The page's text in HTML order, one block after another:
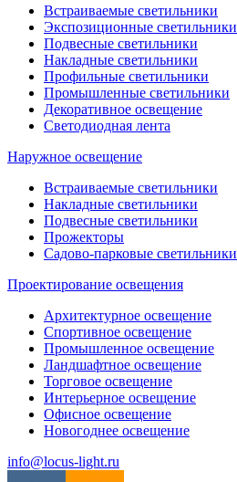
Встраиваемые светильники
Экспозиционные светильники
Подвесные светильники
Накладные светильники
Профильные светильники
Промышленные светильники
Декоративное освещение
Светодиодная лента
Наружное освещение
Встраиваемые светильники
Накладные светильники
Подвесные светильники
Прожекторы
Садово-парковые светильники
Проектирование освещения
Архитектурное освещение
Спортивное освещение
Промышленное освещение
Ландшафтное освещение
Торговое освещение
Интерьерное освещение
Офисное освещение
Новогоднее освещение
info@locus-light.ru